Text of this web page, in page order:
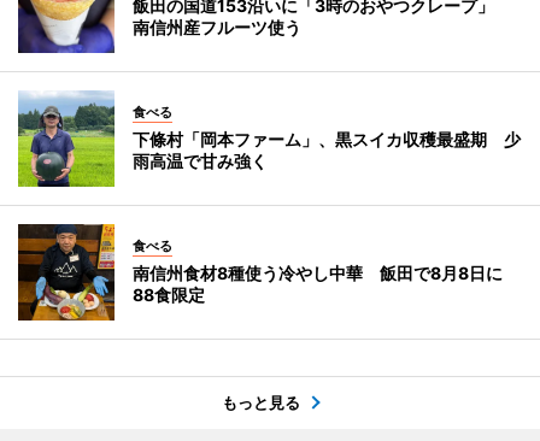
飯田の国道153沿いに「3時のおやつクレープ」
南信州産フルーツ使う
食べる
下條村「岡本ファーム」、黒スイカ収穫最盛期 少
雨高温で甘み強く
食べる
南信州食材8種使う冷やし中華 飯田で8月8日に
88食限定
もっと見る